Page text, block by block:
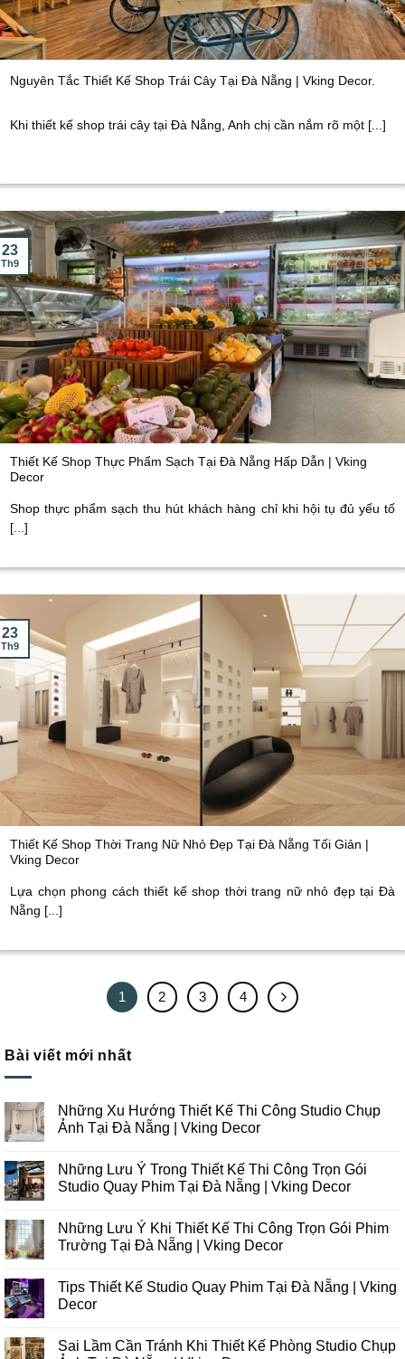
Nguyên Tắc Thiết Kế Shop Trái Cây Tại Đà Nẵng | Vking Decor.
Khi thiết kế shop trái cây tại Đà Nẵng, Anh chị cần nắm rõ một [...]
Thiết Kế Shop Thực Phẩm Sạch Tại Đà Nẵng Hấp Dẫn | Vking
Decor
Shop thực phẩm sạch thu hút khách hàng chỉ khi hội tụ đủ yếu tố
[...]
23
Th9
Thiết Kế Shop Thời Trang Nữ Nhỏ Đẹp Tại Đà Nẵng Tối Giản |
Vking Decor
Lựa chọn phong cách thiết kế shop thời trang nữ nhỏ đẹp tại Đà
Nẵng [...]
23
Th9
1 2 3 4
Bài viết mới nhất
Những Xu Hướng Thiết Kế Thi Công Studio Chụp
Ảnh Tại Đà Nẵng | Vking Decor
bình
luận
ở
Hướng
Thiết
Kế
Studio
Chụp
Ảnh
Nẵng
Những Lưu Ý Trong Thiết Kế Thi Công Trọn Gói
Studio Quay Phim Tại Đà Nẵng | Vking Decor
bình
luận
ở
Trong
Thiết
Công
Những Lưu Ý Khi Thiết Kế Thi Công Trọn Gói Phim
Trường Tại Đà Nẵng | Vking Decor
bình
luận
ở
Ý
Tips Thiết Kế Studio Quay Phim Tại Đà Nẵng | Vking
Decor
bình
Sai Lầm Cần Tránh Khi Thiết Kế Phòng Studio Chụp